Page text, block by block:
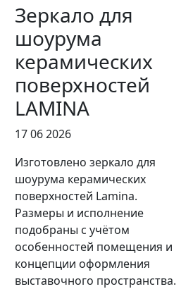
Зеркало для
шоурума
керамических
поверхностей
LAMINA
17 06 2026
Изготовлено зеркало для
шоурума керамических
поверхностей Lamina.
Размеры и исполнение
подобраны с учётом
особенностей помещения и
концепции оформления
выставочного пространства.